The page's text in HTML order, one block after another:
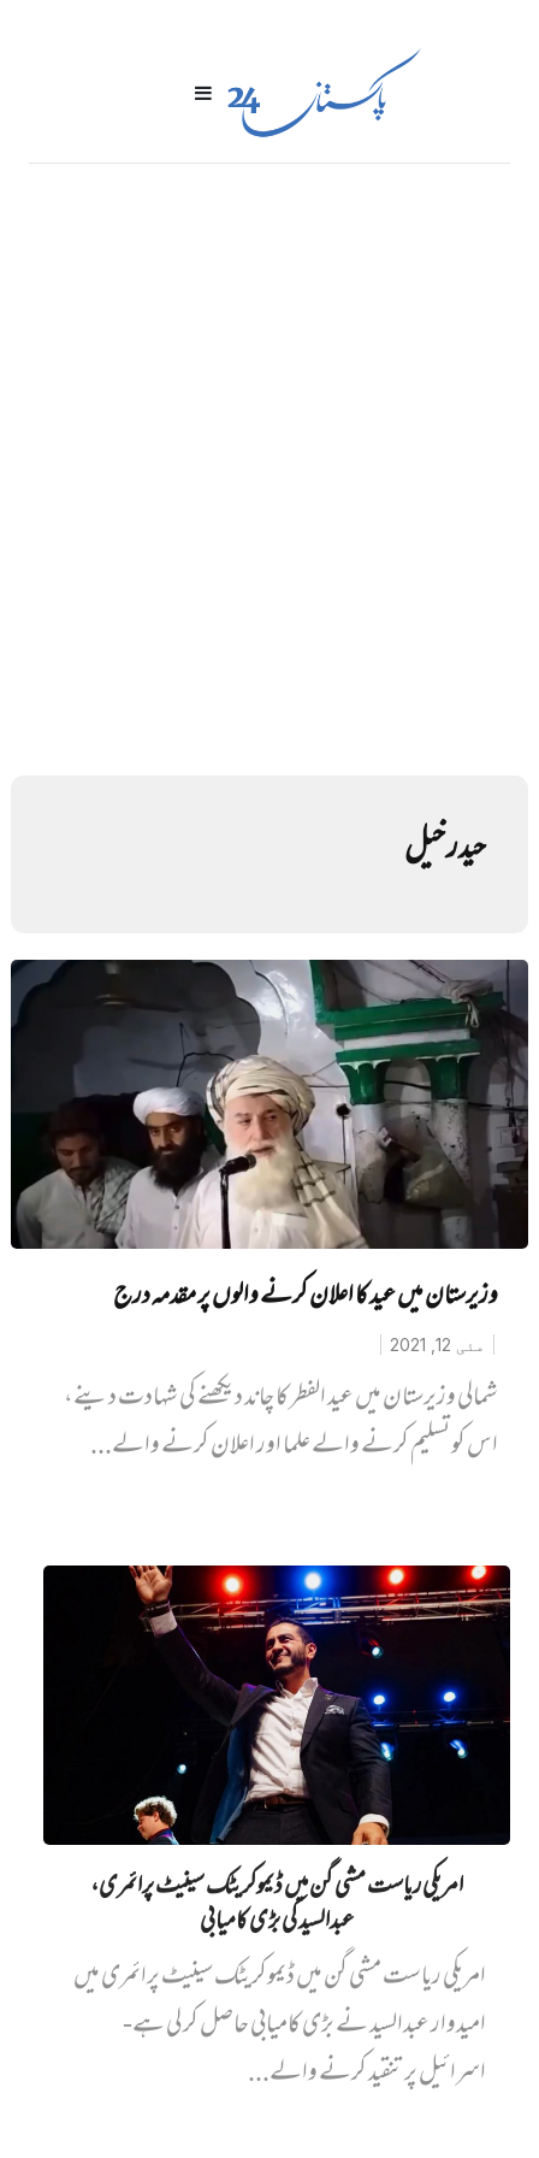
حیدر خیل
وزیرستان میں عید کا اعلان کرنے والوں پر مقدمہ درج
مئی 12, 2021
شمالی وزیرستان میں عید الفطر کا چاند دیکھنے کی شہادت دینے،
اس کو تسلیم کرنے والے علما اور اعلان کرنے والے...
امریکی ریاست مشی گن میں ڈیموکریٹک سینیٹ پرائمری،
عبدالسید کی بڑی کامیابی
امریکی ریاست مشی گن میں ڈیموکریٹک سینیٹ پرائمری میں‌
امیدوار عبدالسید نے بڑی کامیابی حاصل کر لی ہے-
اسرائیل پر تنقید کرنے والے...